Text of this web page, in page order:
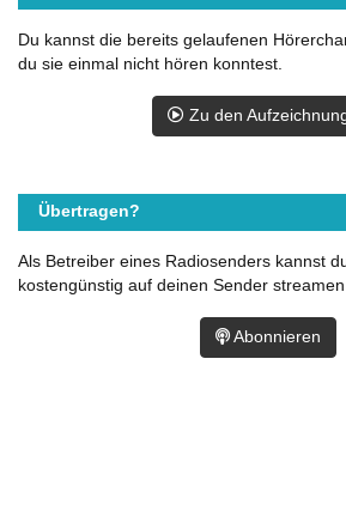
Du kannst die bereits gelaufenen
du sie einmal nicht hören konntest.
Zu den
Übertragen?
Als Betreiber eines Radiosenders kannst
kostengünstig auf deinen Sender
Abonnieren